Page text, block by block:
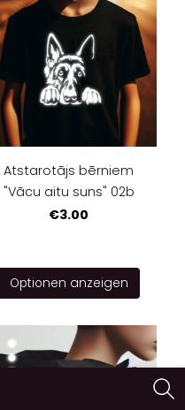
Atstarotājs bērniem
"Vācu aitu suns" 02b
€3.00
Optionen anzeigen